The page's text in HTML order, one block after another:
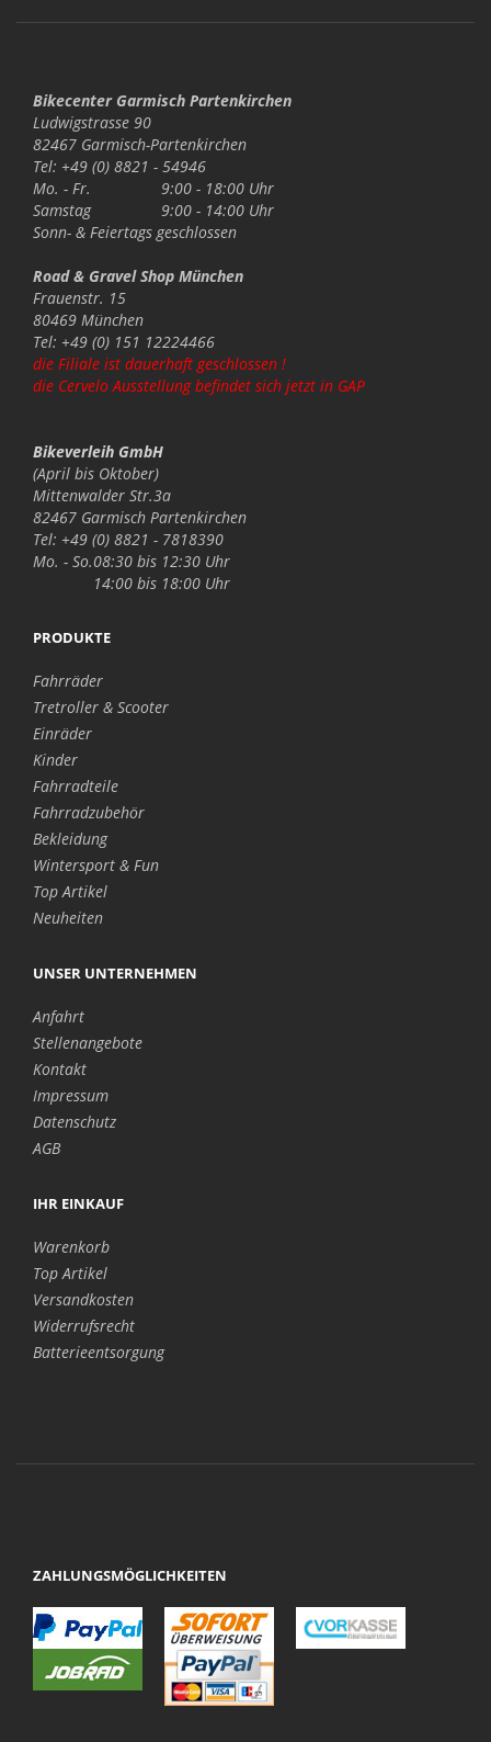
Bikecenter Garmisch Partenkirchen
Ludwigstrasse 90
82467 Garmisch-Partenkirchen
Tel: +49 (0) 8821 - 54946
Mo. - Fr.
9:00 - 18:00 Uhr
Samstag
9:00 - 14:00 Uhr
Sonn- & Feiertags geschlossen
Road & Gravel Shop München
Frauenstr. 15
80469 München
Tel: +49 (0) 151 12224466
die Filiale ist dauerhaft geschlossen !
die Cervelo Ausstellung befindet sich jetzt in GAP
Bikeverleih GmbH
(April bis Oktober)
Mittenwalder Str.3a
82467 Garmisch Partenkirchen
Tel: +49 (0) 8821 - 7818390
Mo. - So.08:30 bis 12:30 Uhr
14:00 bis 18:00 Uhr
PRODUKTE
Fahrräder
Tretroller & Scooter
Einräder
Kinder
Fahrradteile
Fahrradzubehör
Bekleidung
Wintersport & Fun
Top Artikel
Neuheiten
UNSER UNTERNEHMEN
Anfahrt
Stellenangebote
Kontakt
Impressum
Datenschutz
AGB
IHR EINKAUF
Warenkorb
Top Artikel
Versandkosten
Widerrufsrecht
Batterieentsorgung
ZAHLUNGSMÖGLICHKEITEN